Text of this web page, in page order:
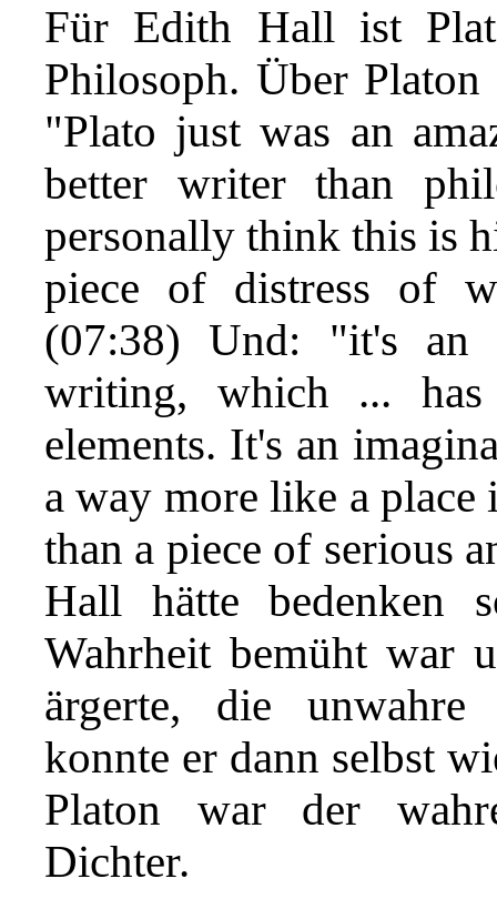
Für Edith Hall ist
Philosoph. Über
"Plato just was an
better writer than
personally think this is
piece of distress of
(07:38) Und: "it's an
writing, which ...
elements. It's an
a way more like a
than a piece of serious
Hall hätte bedenken
Wahrheit bemüht war
ärgerte, die unwahre
konnte er dann selbst
Platon war der
Dichter.